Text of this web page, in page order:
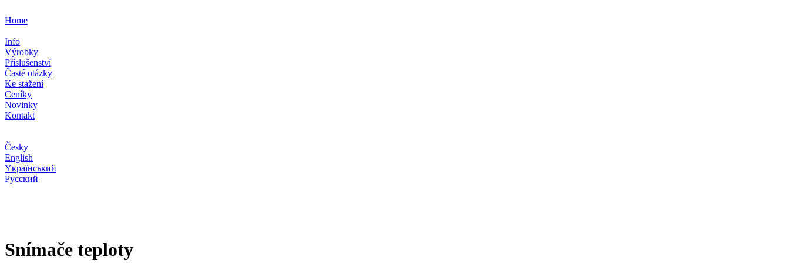
Home
Info
Výrobky
Příslušenství
Časté otázky
Ke stažení
Ceníky
Novinky
Kontakt
Česky
English
Yкраїнський
Pусский
Snímače teploty